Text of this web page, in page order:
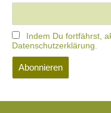
Indem Du fortfährst,
Datenschutzerklärung.